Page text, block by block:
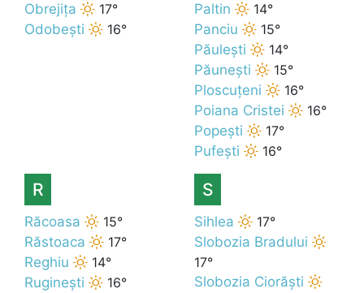
Obrejița
17°
Odobești
16°
Paltin
14°
Panciu
15°
Păulești
14°
Păunești
15°
Ploscuțeni
16°
Poiana Cristei
16°
Popești
17°
Pufești
16°
R
Răcoasa
15°
Răstoaca
17°
Reghiu
14°
Ruginești
16°
S
Sihlea
17°
Slobozia Bradului
17°
Slobozia Ciorăști